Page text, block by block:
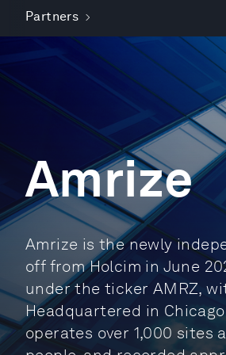
Partners
Amrize
Amrize is the newly
off from Holcim in June
under the ticker AMRZ,
Headquartered in
operates over 1,000 sites